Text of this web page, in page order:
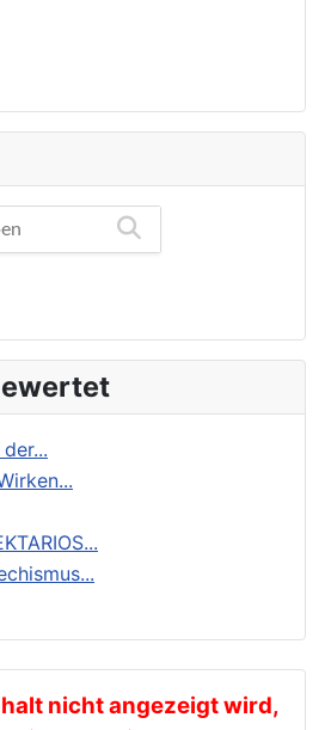
Kirche
Kirche im Ausland
autonome Kirchen
und Nachrichten
nicht angezeigt wird,